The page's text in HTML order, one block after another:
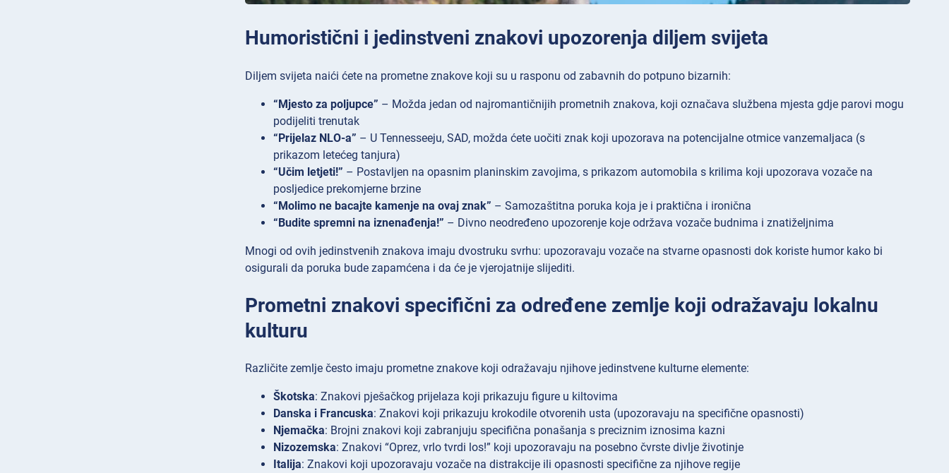
Humoristični i jedinstveni znakovi upozorenja diljem svijeta
Diljem svijeta naići ćete na prometne znakove koji su u rasponu od zabavnih do potpuno bizarnih:
“Mjesto za poljupce” – Možda jedan od najromantičnijih prometnih znakova, koji označava službena mjesta gdje parovi mogu
podijeliti trenutak
“Prijelaz NLO-a” – U Tennesseeju, SAD, možda ćete uočiti znak koji upozorava na potencijalne otmice vanzemaljaca (s
prikazom letećeg tanjura)
“Učim letjeti!” – Postavljen na opasnim planinskim zavojima, s prikazom automobila s krilima koji upozorava vozače na
posljedice prekomjerne brzine
“Molimo ne bacajte kamenje na ovaj znak” – Samozaštitna poruka koja je i praktična i ironična
“Budite spremni na iznenađenja!” – Divno neodređeno upozorenje koje održava vozače budnima i znatiželјnima
Mnogi od ovih jedinstvenih znakova imaju dvostruku svrhu: upozoravaju vozače na stvarne opasnosti dok koriste humor kako bi
osigurali da poruka bude zapamćena i da će je vjerojatnije slijediti.
Prometni znakovi specifični za određene zemlje koji odražavaju lokalnu
kulturu
Različite zemlje često imaju prometne znakove koji odražavaju njihove jedinstvene kulturne elemente:
Škotska: Znakovi pješačkog prijelaza koji prikazuju figure u kiltovima
Danska i Francuska: Znakovi koji prikazuju krokodile otvorenih usta (upozoravaju na specifične opasnosti)
Njemačka: Brojni znakovi koji zabranjuju specifična ponašanja s preciznim iznosima kazni
Nizozemska: Znakovi “Oprez, vrlo tvrdi los!” koji upozoravaju na posebno čvrste divlje životinje
Italija: Znakovi koji upozoravaju vozače na distrakcije ili opasnosti specifične za njihove regije